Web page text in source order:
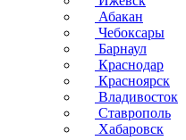
Абакан
Чебоксары
Барнаул
Краснодар
Красноярск
Владивосток
Ставрополь
Хабаровск